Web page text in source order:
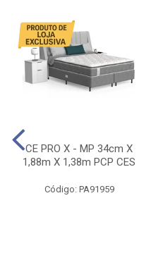
CE PRO X - MP 34cm X
1,88m X 1,38m PCP CES
Código: PA91959